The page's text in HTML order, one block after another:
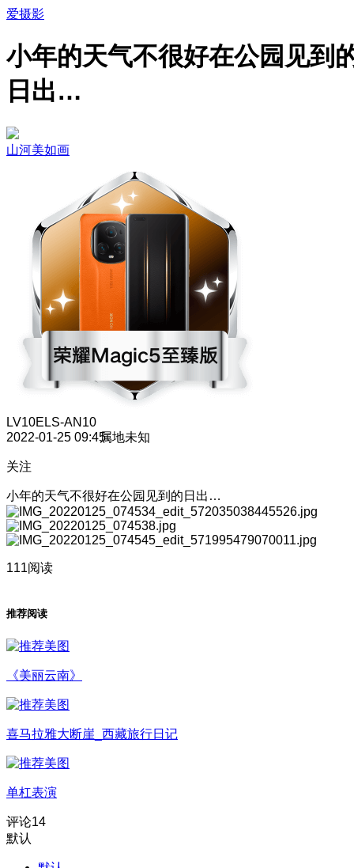
爱摄影
小年的天气不很好在公园见到
日出…
山河美如画
LV10ELS-AN10
2022-01-25 09:45属地未知
关注
小年的天气不很好在公园见到的日出…
111阅读
推荐阅读
《美丽云南》
喜马拉雅大断崖_西藏旅行日记
单杠表演
评论14
默认